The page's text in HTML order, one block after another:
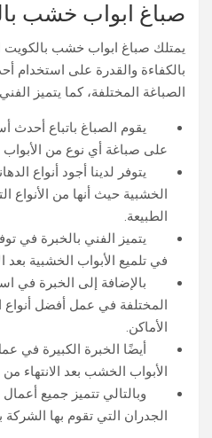
صباغ ابواب خشب
يمتلك صباغ ابواب خشب بالكويت
بالكفاءة والقدرة على استخدام
الصباغة المختلفة، كما يتميز الفني
يقوم الصباغ باتباع أحدث
على صباغة أي نوع من
يتوفر لدينا أجود أنواع
الخشبية حيث أنها من الأنواع
الطبيعة.
يتميز الفني بالخبرة في
في تلميع الأبواب الخشبية بعد
بالإضافة إلى الخبرة في
المختلفة في عمل أفضل
الأماكن.
أيضًا الخبرة الكبيرة في
الأبواب الخشب بعد الانتهاء
وبالتالي تتميز جميع أعمال
الجدران التي تقوم بها الشركة